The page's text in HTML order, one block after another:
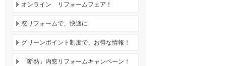
オンライン リフォームフェア！
窓リフォームで、快適に
グリーンポイント制度で、お得な情報！
「断熱」内窓リフォームキャンペーン！